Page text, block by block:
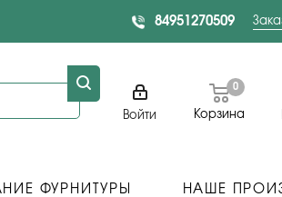
84951270509
Войти Корзина
0
ФУРНИТУРЫ НАШЕ